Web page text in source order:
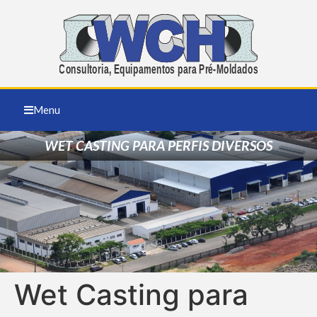
Menu
WET CASTING PARA PERFIS DIVERSOS
Wet Casting para